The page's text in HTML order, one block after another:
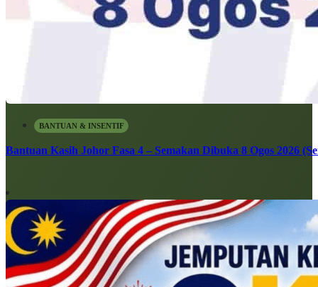
BANTUAN & INSENTIF
Bantuan Kasih Johor Fasa 4 – Semakan Dibuka 8 Ogos 2026